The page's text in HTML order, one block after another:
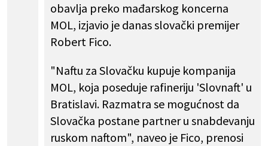
obavlja preko mađarskog koncerna
MOL, izjavio je danas slovački premijer
Robert Fico.
"Naftu za Slovačku kupuje kompanija
MOL, koja poseduje rafineriju 'Slovnaft' u
Bratislavi. Razmatra se mogućnost da
Slovačka postane partner u snabdevanju
ruskom naftom", naveo je Fico, prenosi